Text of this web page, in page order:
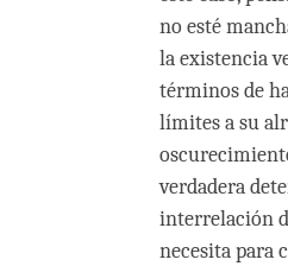
no esté
la existencia
términos de
límites a su
verdadera
interrelación
necesita para